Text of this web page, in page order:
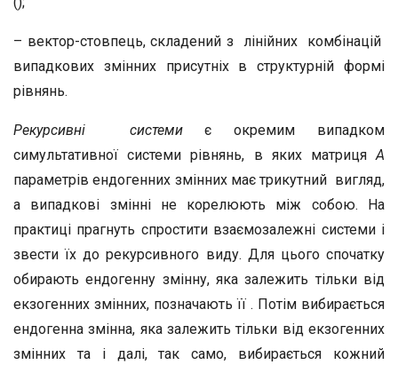
– вектор-стовпець, складений з лінійних комбінацій
випадкових змінних присутніх в структурній формі
рівнянь.
Рекурсивні системиє окремим випадком
симультативної системи рівнянь, в яких матрицяА
параметрів ендогенних змінних має трикутний вигляд,
а випадкові змінні не корелюють між собою. На
практиці прагнуть спростити взаємозалежні системи і
звести їх до рекурсивного виду. Для цього спочатку
обирають ендогенну змінну, яка залежить тільки від
екзогенних змінних, позначають її . Потім вибирається
ендогенна змінна, яка залежить тільки від екзогенних
змінних та і далі, так само, вибирається кожний